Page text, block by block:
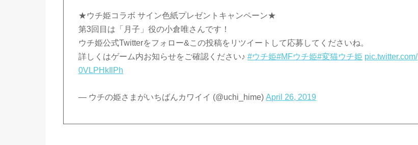
★ウチ姫コラボ サイン色紙プレゼントキャンペーン★
第3回目は「月子」役の小倉唯さんです！
ウチ姫公式Twitterをフォロー&この投稿をリツイートして応募してくださいね。
詳しくはゲーム内お知らせをご確認ください♪#ウチ姫#MFウチ姫#変猫ウチ姫 pic.twitter.com/
0VLPHkIlPh
— ウチの姫さまがいちばんカワイイ (@uchi_hime)April 26, 2019